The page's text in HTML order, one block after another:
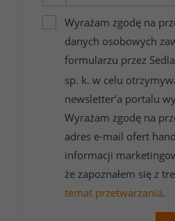
Wyrażam zgodę na
danych osobowych
formularzu przez
sp. k. w celu
newsletter’a portalu
Wyrażam zgodę na
adres e-mail ofert
informacji
że zapoznałem się z
temat przetwarzania.